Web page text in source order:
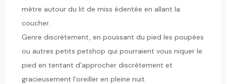
mètre autour du lit de miss édentée en allant la
coucher.
Genre discrètement, en poussant du pied les poupées
ou autres petits petshop qui pourraient vous niquer le
pied en tentant d’approcher discrètement et
gracieusement l’oreiller en pleine nuit.